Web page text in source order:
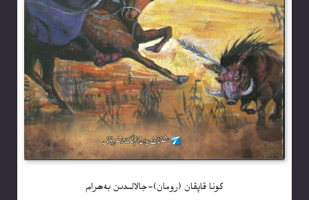
كونا قاپقان (رومان)-جالالىدىن بەھرام